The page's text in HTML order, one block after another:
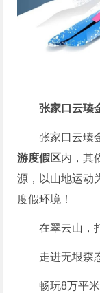
张家口云瑧
张家口云瑧
游度假区内，其
源，以山地运动
度假环境！
在翠云山，
走进无垠森
畅玩8万平